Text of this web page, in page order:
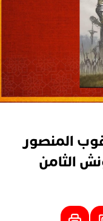
المنصور
الثامن